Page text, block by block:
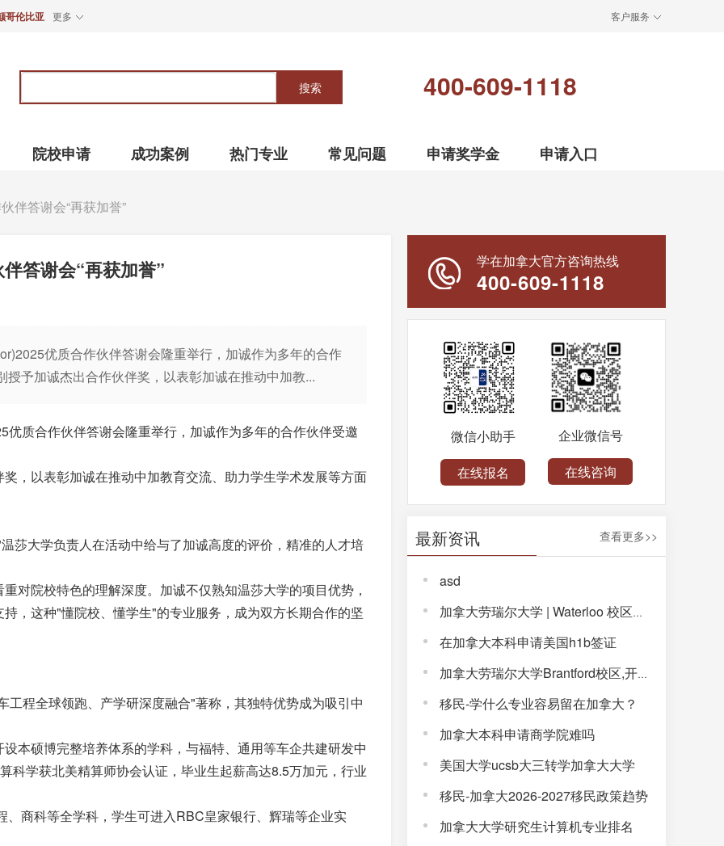
哥伦比亚 更多 客户服务
关
搜索 400-609-1118
院校申请 成功案例 热门专业 常见问题 申请奖学金 申请入口
伴答谢会“再获加誉”
答谢会“再获加誉”
优质合作伙伴答谢会隆重举行，加诚作为多年的合作
予加诚杰出合作伙伴奖，以表彰加诚在推动中加教...
优质合作伙伴答谢会隆重举行，加诚作为多年的合作伙伴受邀
，以表彰加诚在推动中加教育交流、助力学生学术发展等方面
莎大学负责人在活动中给与了加诚高度的评价，精准的人才培
对院校特色的理解深度。加诚不仅熟知温莎大学的项目优势，
，这种"懂院校、懂学生"的专业服务，成为双方长期合作的坚
程全球领跑、产学研深度融合"著称，其独特优势成为吸引中
本硕博完整培养体系的学科，与福特、通用等车企共建研发中
科学获北美精算师协会认证，毕业生起薪高达8.5万加元，行业
商科等全学科，学生可进入RBC皇家银行、辉瑞等企业实
学在加拿大官方咨询热线
400-609-1118
微信小助手
在线报名
企业微信号
在线咨询
最新资讯 查看更多>>
asd
加拿大劳瑞尔大学 | Waterloo 校区，解锁完整大学体验！
在加拿大本科申请美国h1b签证
加拿大劳瑞尔大学Brantford校区,开启通往未来的大学生活!
移民-学什么专业容易留在加拿大？
加拿大本科申请商学院难吗
美国大学ucsb大三转学加拿大大学
移民-加拿大2026-2027移民政策趋势
加拿大大学研究生计算机专业排名